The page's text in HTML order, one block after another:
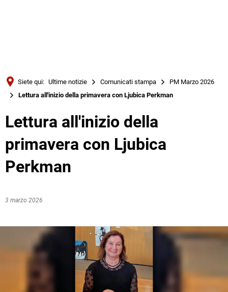
Русский
Deutsch
Siete qui: Ultime notizie Comunicati stampa
PM Marzo 2026
Lettura all'inizio della primavera con Ljubica Perkman
Lettura all'inizio della
primavera con Ljubica
Perkman
3 marzo 2026